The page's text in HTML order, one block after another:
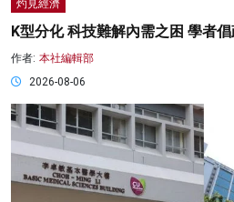
灼見經濟
K型分化 科技難解內需之困 學者
作者: 本社編輯部
2026-08-06